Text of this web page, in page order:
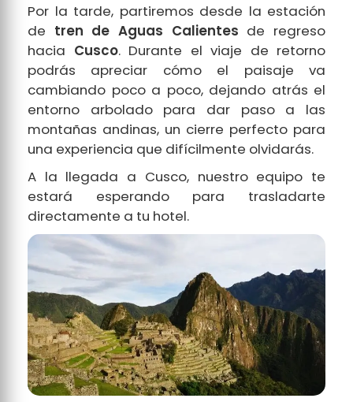
Por la tarde, partiremos desde la estación
de tren de Aguas Calientes de regreso
hacia Cusco. Durante el viaje de retorno
podrás apreciar cómo el paisaje va
cambiando poco a poco, dejando atrás el
entorno arbolado para dar paso a las
montañas andinas, un cierre perfecto para
una experiencia que difícilmente olvidarás.
A la llegada a Cusco, nuestro equipo te
estará esperando para trasladarte
directamente a tu hotel.